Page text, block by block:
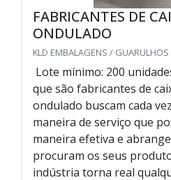
FABRICANTES DE
ONDULADO
KLD EMBALAGENS / GUARULHOS
Lote mínimo: 200
que são fabricantes de
ondulado buscam cada
maneira de serviço que
maneira efetiva e
procuram os seus
indústria torna real